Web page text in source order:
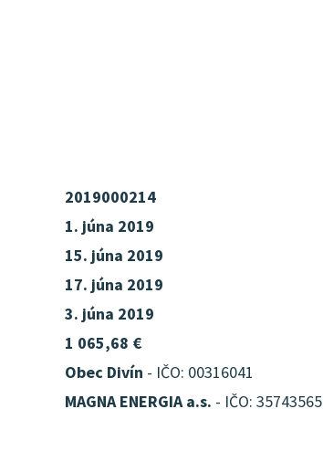
2019000214
1. júna 2019
15. júna 2019
17. júna 2019
3. júna 2019
1 065,68 €
Obec Divín - IČO: 00316041
MAGNA ENERGIA a.s. - IČO: 35743565